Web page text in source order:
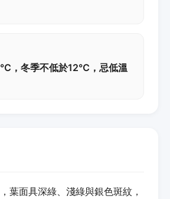
，冬季不低於12℃，忌低溫
葉面具深綠、淺綠與銀色斑紋，